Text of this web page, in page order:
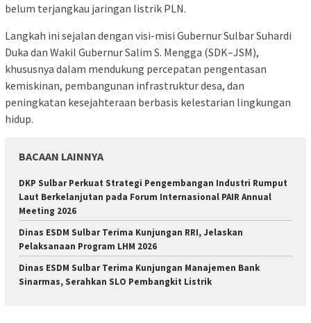
belum terjangkau jaringan listrik PLN.
Langkah ini sejalan dengan visi-misi Gubernur Sulbar Suhardi
Duka dan Wakil Gubernur Salim S. Mengga (SDK–JSM),
khususnya dalam mendukung percepatan pengentasan
kemiskinan, pembangunan infrastruktur desa, dan
peningkatan kesejahteraan berbasis kelestarian lingkungan
hidup.
BACAAN LAINNYA
DKP Sulbar Perkuat Strategi Pengembangan Industri Rumput
Laut Berkelanjutan pada Forum Internasional PAIR Annual
Meeting 2026
Dinas ESDM Sulbar Terima Kunjungan RRI, Jelaskan
Pelaksanaan Program LHM 2026
Dinas ESDM Sulbar Terima Kunjungan Manajemen Bank
Sinarmas, Serahkan SLO Pembangkit Listrik